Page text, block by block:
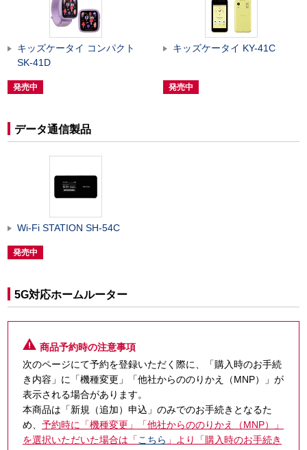
キッズケータイ コンパクト
SK-41D
発売中
キッズケータイ KY-41C
発売中
データ通信製品
Wi-Fi STATION SH-54C
発売中
5G対応ホームルーター
商品予約時の注意事項
次のページにて予約を登録いただく際に、「購入時のお手続
き内容」に「機種変更」「他社からののりかえ（MNP）」が
表示される場合があります。
本商品は「新規（追加）申込」のみでのお手続きとなるた
め、 予約時に「機種変更」「他社からののりかえ（MNP）」
を選択いただいた場合は「 こちら 」より「購入時のお手続き